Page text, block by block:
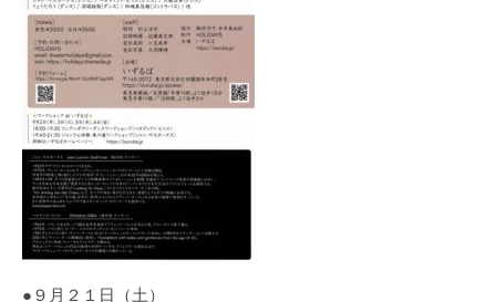
●９月２１日（土）